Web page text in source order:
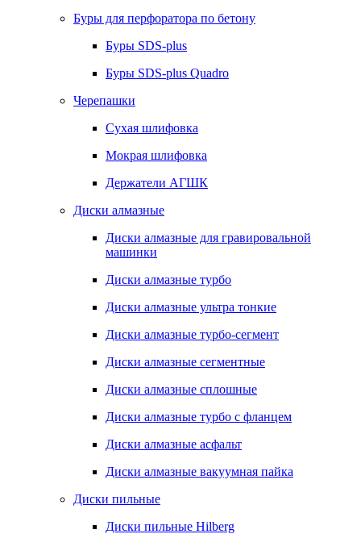
Буры для перфоратора по бетону
Буры SDS-plus
Буры SDS-plus Quadro
Черепашки
Сухая шлифовка
Мокрая шлифовка
Держатели АГШК
Диски алмазные
Диски алмазные для гравировальной
машинки
Диски алмазные турбо
Диски алмазные ультра тонкие
Диски алмазные турбо-сегмент
Диски алмазные сегментные
Диски алмазные сплошные
Диски алмазные турбо с фланцем
Диски алмазные асфальт
Диски алмазные вакуумная пайка
Диски пильные
Диски пильные Hilberg